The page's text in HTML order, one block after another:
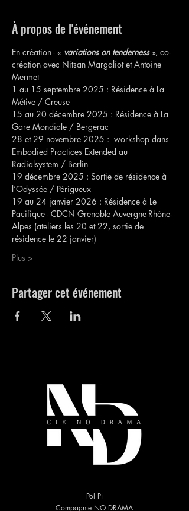
À propos de l'événement
En création - « variations on tenderness », co-
création avec Nitsan Margaliot et Antoine
Mermet
1 au 15 septembre 2025 : Résidence à La
Métive / Creuse
15 au 20 décembre 2025 : Résidence à La
Gare Mondiale / Bergerac
28 et 29 novembre 2025 :  workshop dans
Embodied Practices Extended au
Radialsystem / Berlin
19 décembre 2025 : Sortie de résidence à
l’Odyssée / Périgueux
19 au 24 janvier 2026 : Résidence à Le
Pacifique - CDCN Grenoble Auvergne-Rhône-
Alpes (ateliers les 20 et 22, sortie de
résidence le 22 janvier)
Plus >
Partager cet événement
Pol Pi
Compagnie NO DRAMA